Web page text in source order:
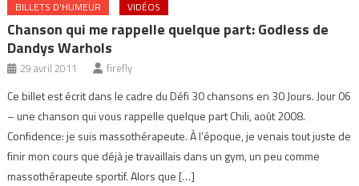
BILLETS D'HUMEUR VIDÉOS
Chanson qui me rappelle quelque part: Godless de
Dandys Warhols
29 avril 2011 firefly
Ce billet est écrit dans le cadre du Défi 30 chansons en 30 Jours. Jour 06
– une chanson qui vous rappelle quelque part Chili, août 2008.
Confidence: je suis massothérapeute. À l’époque, je venais tout juste de
finir mon cours que déjà je travaillais dans un gym, un peu comme
massothérapeute sportif. Alors que […]